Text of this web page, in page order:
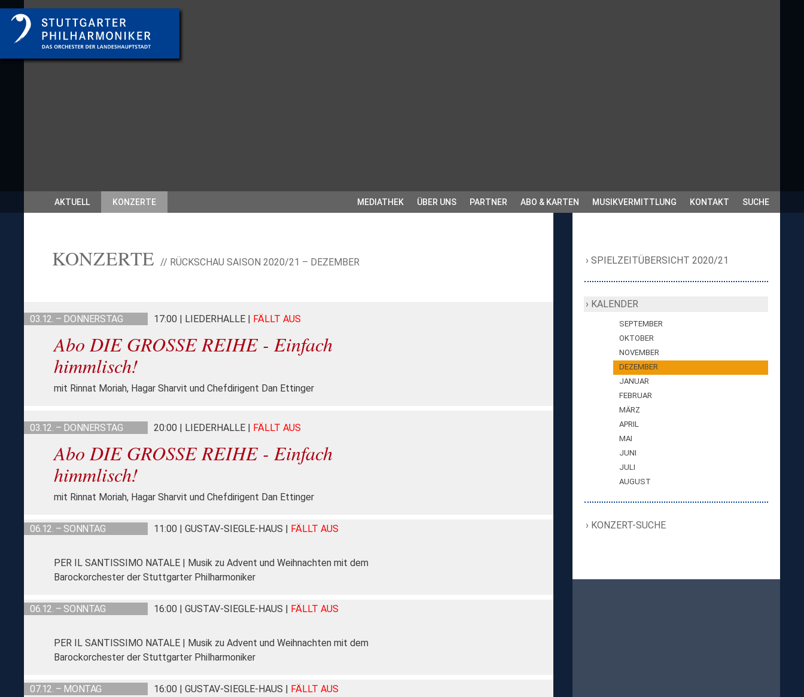
AKTUELL KONZERTE MEDIATHEK ÜBER UNS PARTNER ABO & KARTEN MUSIKVERMITTLUNG KONTAKT SUCHE
KONZERTE // RÜCKSCHAU SAISON 2020/21 – DEZEMBER
03.12. – DONNERSTAG 17:00 | LIEDERHALLE | FÄLLT AUS
Abo DIE GROSSE REIHE - Einfach
himmlisch!
mit Rinnat Moriah, Hagar Sharvit und Chefdirigent Dan Ettinger
03.12. – DONNERSTAG 20:00 | LIEDERHALLE | FÄLLT AUS
Abo DIE GROSSE REIHE - Einfach
himmlisch!
mit Rinnat Moriah, Hagar Sharvit und Chefdirigent Dan Ettinger
06.12. – SONNTAG 11:00 | GUSTAV-SIEGLE-HAUS | FÄLLT AUS
PER IL SANTISSIMO NATALE | Musik zu Advent und Weihnachten mit dem
Barockorchester der Stuttgarter Philharmoniker
06.12. – SONNTAG 16:00 | GUSTAV-SIEGLE-HAUS | FÄLLT AUS
PER IL SANTISSIMO NATALE | Musik zu Advent und Weihnachten mit dem
Barockorchester der Stuttgarter Philharmoniker
07.12. – MONTAG 16:00 | GUSTAV-SIEGLE-HAUS | FÄLLT AUS
SPIELZEITÜBERSICHT 2020/21
KALENDER
SEPTEMBER
OKTOBER
NOVEMBER
DEZEMBER
JANUAR
FEBRUAR
MÄRZ
APRIL
MAI
JUNI
JULI
AUGUST
KONZERT-SUCHE